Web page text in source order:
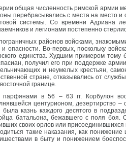
общая численность римской армии
перебрасывались с места на место
системы. Со времени Адриана
и легионами постепенно
районов войсками,
Во-первых, поскольку
единства. Худшим примером
получил его при поддержке
и неумелых крестьян,
стране, отказывались от
границе.
в 56 – 63 гг. Корбулон
центурионом,
казнь каждого десятого в
батальона, бежавшего с поля
своих орлов или
такие наказания, как
в быту и понижением